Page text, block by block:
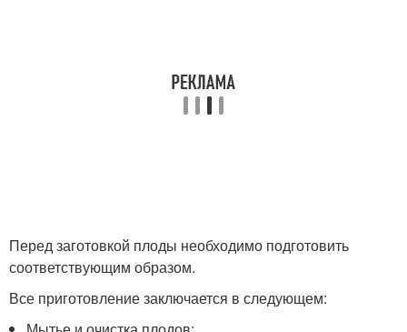
Перед заготовкой плоды необходимо подготовить
соответствующим образом.
Все приготовление заключается в следующем: